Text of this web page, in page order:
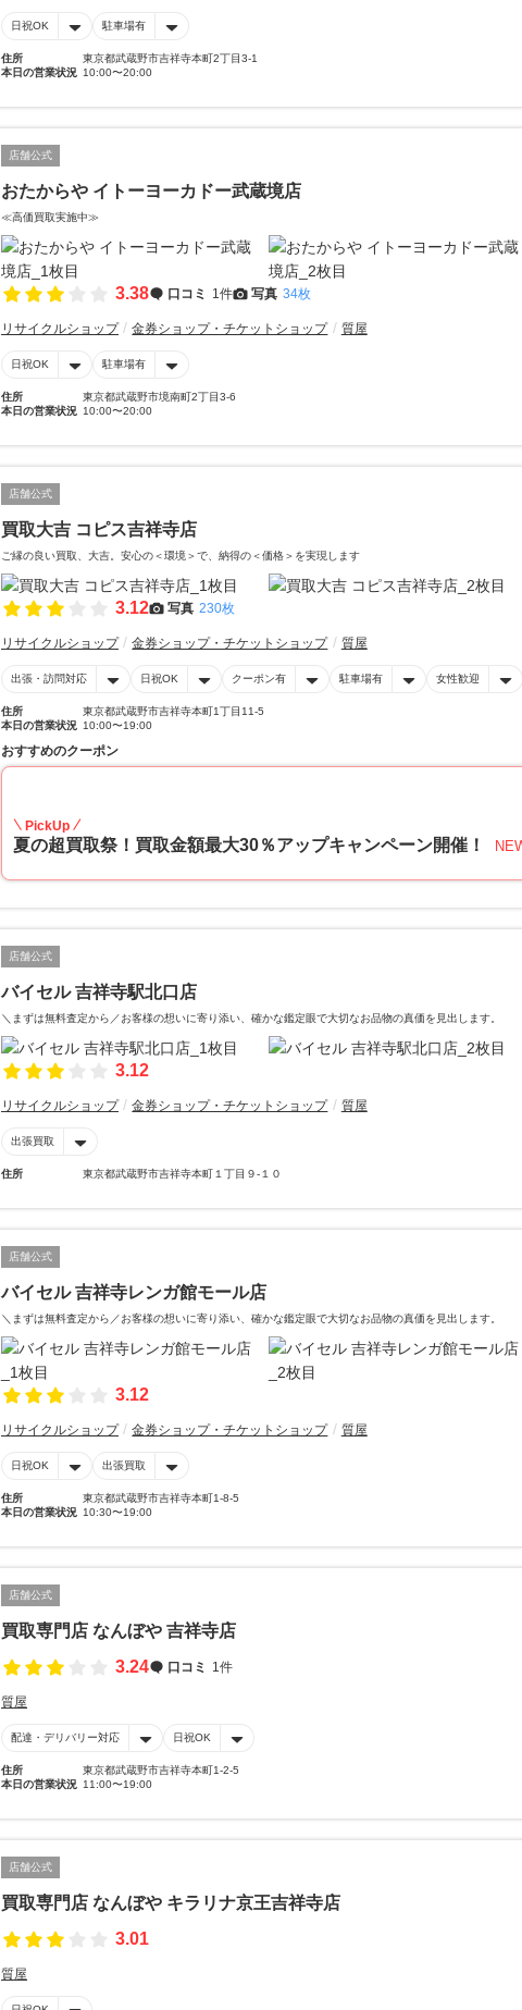
日祝OK 駐車場有
住所
東京都武蔵野市吉祥寺本町2丁目3-1
本日の営業状況 10:00〜20:00
店舗公式
おたからや イトーヨーカドー武蔵境店
≪高価買取実施中≫
3.38 口コミ 1件 写真 34枚
リサイクルショップ 金券ショップ・チケットショップ 質屋
日祝OK 駐車場有
住所
東京都武蔵野市境南町2丁目3-6
本日の営業状況 10:00〜20:00
店舗公式
買取大吉 コピス吉祥寺店
ご縁の良い買取、大吉。安心の＜環境＞で、納得の＜価格＞を実現します
3.12 写真 230枚
リサイクルショップ 金券ショップ・チケットショップ 質屋
出張・訪問対応 日祝OK クーポン有 駐車場有 女性歓迎
住所
東京都武蔵野市吉祥寺本町1丁目11-5
本日の営業状況 10:00〜19:00
おすすめのクーポン
PickUp
夏の超買取祭！買取金額最大30％アップキャンペーン開催！
店舗公式
バイセル 吉祥寺駅北口店
＼まずは無料査定から／お客様の想いに寄り添い、確かな鑑定眼で大切なお品物の真価を見出します。
3.12
リサイクルショップ 金券ショップ・チケットショップ 質屋
出張買取
住所 東京都武蔵野市吉祥寺本町１丁目９-１０
店舗公式
バイセル 吉祥寺レンガ館モール店
＼まずは無料査定から／お客様の想いに寄り添い、確かな鑑定眼で大切なお品物の真価を見出します。
3.12
リサイクルショップ 金券ショップ・チケットショップ 質屋
日祝OK 出張買取
住所
東京都武蔵野市吉祥寺本町1-8-5
本日の営業状況 10:30〜19:00
店舗公式
買取専門店 なんぼや 吉祥寺店
3.24
口コミ 1件
質屋
配達・デリバリー対応 日祝OK
住所
東京都武蔵野市吉祥寺本町1-2-5
本日の営業状況 11:00〜19:00
店舗公式
買取専門店 なんぼや キラリナ京王吉祥寺店
3.01
質屋